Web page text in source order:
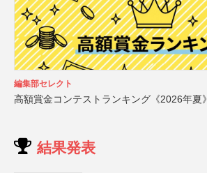
編集部セレクト
高額賞金コンテストランキング《2026年夏》
結果発表